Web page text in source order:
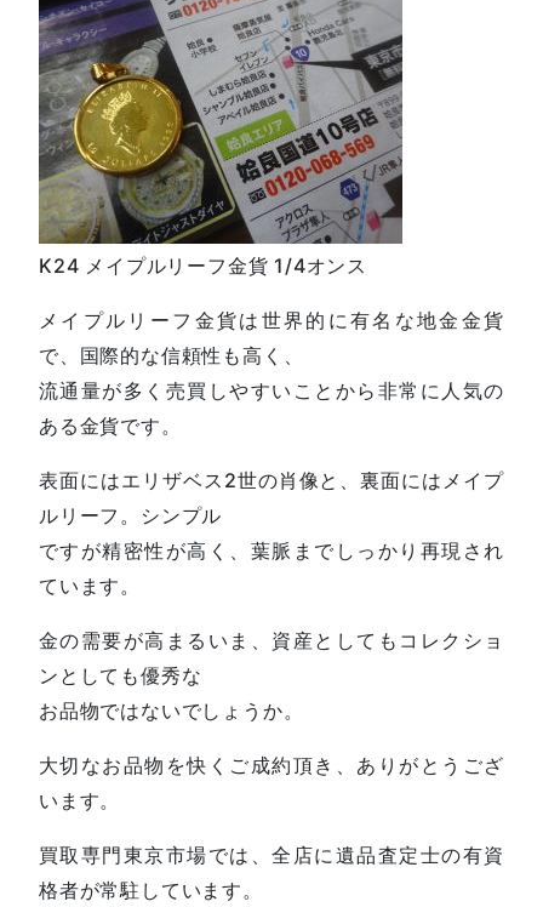
K24 メイプルリーフ金貨 1/4オンス
メイプルリーフ金貨は世界的に有名な地金金貨
で、国際的な信頼性も高く、
流通量が多く売買しやすいことから非常に人気の
ある金貨です。
表面にはエリザベス2世の肖像と、裏面にはメイプ
ルリーフ。シンプル
ですが精密性が高く、葉脈までしっかり再現され
ています。
金の需要が高まるいま、資産としてもコレクショ
ンとしても優秀な
お品物ではないでしょうか。
大切なお品物を快くご成約頂き、ありがとうござ
います。
買取専門東京市場では、全店に遺品査定士の有資
格者が常駐しています。